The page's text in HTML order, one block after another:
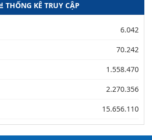
THỐNG KÊ TRUY CẬP
6.042
70.242
1.558.470
2.270.356
15.656.110